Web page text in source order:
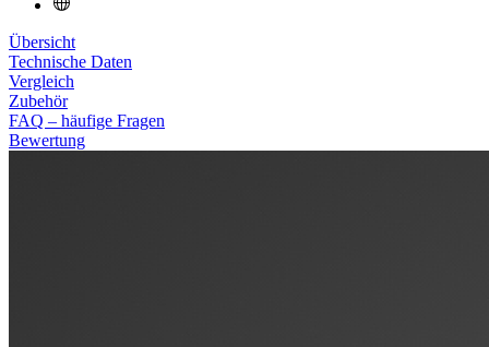
Übersicht
Technische Daten
Vergleich
Zubehör
FAQ – häufige Fragen
Bewertung